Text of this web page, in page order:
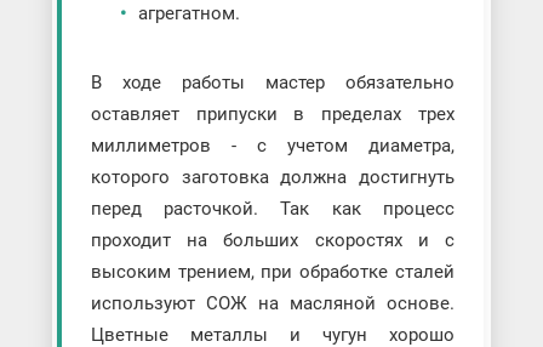
агрегатном.
В ходе работы мастер обязательно
оставляет припуски в пределах трех
миллиметров - с учетом диаметра,
которого заготовка должна достигнуть
перед расточкой. Так как процесс
проходит на больших скоростях и с
высоким трением, при обработке сталей
используют СОЖ на масляной основе.
Цветные металлы и чугун хорошо